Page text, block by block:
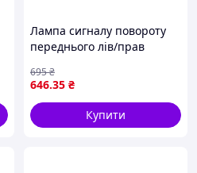
Лампа сигналу повороту
переднього лів/прав
бампері) MAN F90, M90
10.0D-9.7D 07.86-12.97
12.97- GIANT
646.35 ₴
695₴
Купити